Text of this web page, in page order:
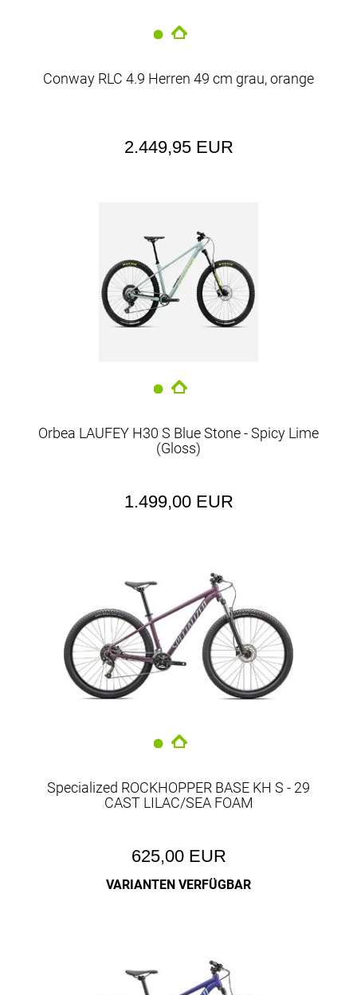
Conway RLC 4.9 Herren 49 cm grau, orange
2.449,95 EUR
Orbea LAUFEY H30 S Blue Stone - Spicy Lime
(Gloss)
1.499,00 EUR
Specialized ROCKHOPPER BASE KH S - 29
CAST LILAC/SEA FOAM
625,00 EUR
VARIANTEN VERFÜGBAR